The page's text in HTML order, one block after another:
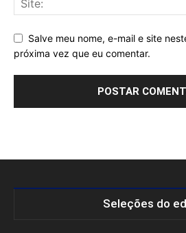
Salve meu nome, e-mail e site
próxima vez que eu comentar.
Seleções do